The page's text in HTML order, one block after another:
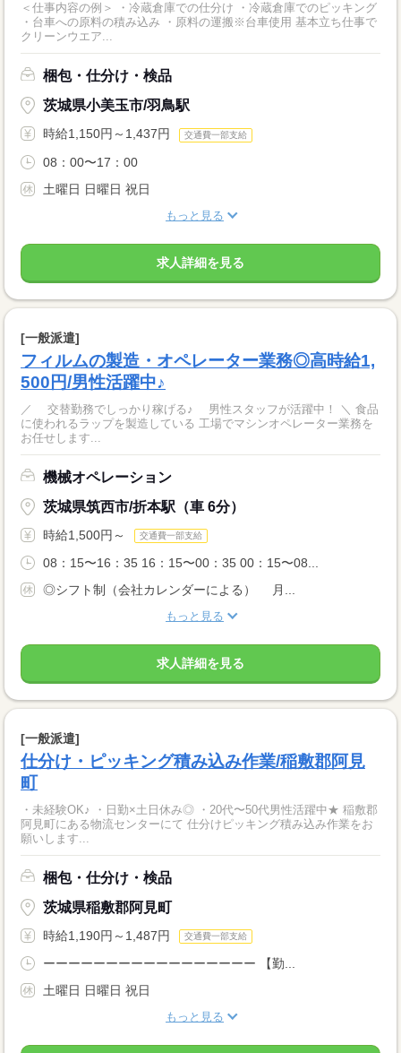
＜仕事内容の例＞ ・冷蔵倉庫での仕分け ・冷蔵倉庫でのピッキング
・台車への原料の積み込み ・原料の運搬※台車使用 基本立ち仕事で
クリーンウエア...
梱包・仕分け・検品
茨城県小美玉市/羽鳥駅
時給1,150円～1,437円 交通費一部支給
08：00〜17：00
土曜日 日曜日 祝日
もっと見る
求人詳細を見る
[一般派遣]
フィルムの製造・オペレーター業務◎高時給1,
500円/男性活躍中♪
／ 交替勤務でしっかり稼げる♪ 男性スタッフが活躍中！ ＼ 食品
に使われるラップを製造している 工場でマシンオペレーター業務を
お任せします...
機械オペレーション
茨城県筑西市/折本駅（車 6分）
時給1,500円～ 交通費一部支給
08：15〜16：35 16：15〜00：35 00：15〜08...
◎シフト制（会社カレンダーによる） 月...
もっと見る
求人詳細を見る
[一般派遣]
仕分け・ピッキング積み込み作業/稲敷郡阿見
町
・未経験OK♪ ・日勤×土日休み◎ ・20代〜50代男性活躍中★ 稲敷郡
阿見町にある物流センターにて 仕分けピッキング積み込み作業をお
願いします...
梱包・仕分け・検品
茨城県稲敷郡阿見町
時給1,190円～1,487円 交通費一部支給
ーーーーーーーーーーーーーーーーー 【勤...
土曜日 日曜日 祝日
もっと見る